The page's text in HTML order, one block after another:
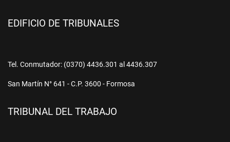
EDIFICIO DE TRIBUNALES
Tel. Conmutador: (0370) 4436.301 al 4436.307
San Martín N° 641 - C.P. 3600 - Formosa
TRIBUNAL DEL TRABAJO